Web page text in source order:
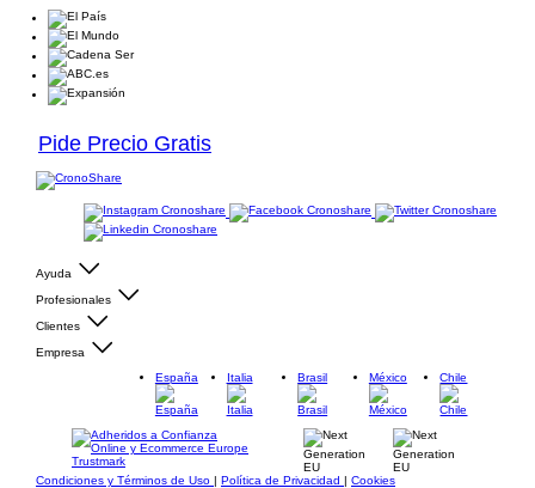
Pide Precio Gratis
Ayuda
Profesionales
Clientes
Empresa
España
Italia Brasil México Chile
Condiciones y Términos de Uso | Política de Privacidad | Cookies